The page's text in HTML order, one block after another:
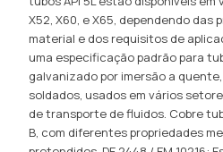
X52, X60, e X65, dependendo das
material e dos requisitos de
uma especificação padrão para
galvanizado por imersão a
soldados, usados ​​em vários
de transporte de fluidos. Cobre
B, com diferentes propriedades